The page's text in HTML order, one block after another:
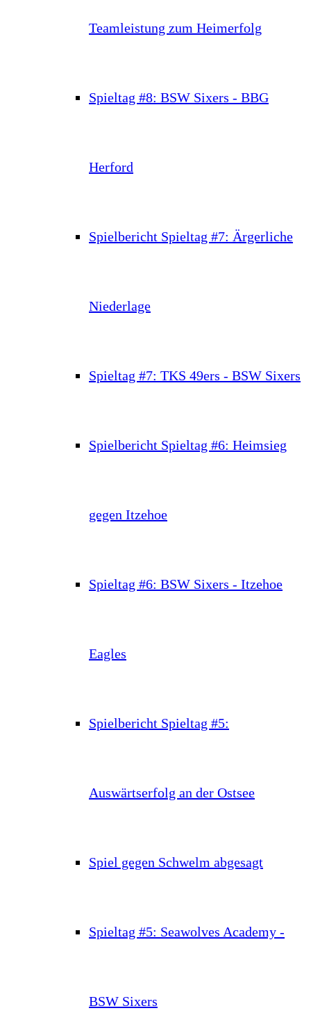
Teamleistung zum Heimerfolg
Spieltag #8: BSW Sixers - BBG
Herford
Spielbericht Spieltag #7: Ärgerliche
Niederlage
Spieltag #7: TKS 49ers - BSW Sixers
Spielbericht Spieltag #6: Heimsieg
gegen Itzehoe
Spieltag #6: BSW Sixers - Itzehoe
Eagles
Spielbericht Spieltag #5:
Auswärtserfolg an der Ostsee
Spiel gegen Schwelm abgesagt
Spieltag #5: Seawolves Academy -
BSW Sixers